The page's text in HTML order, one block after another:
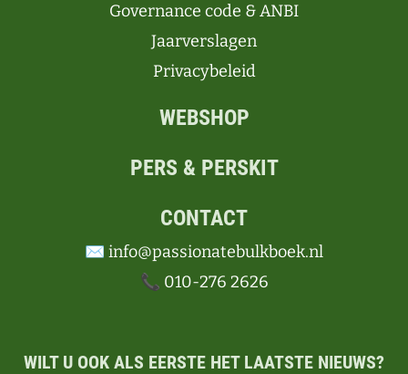
Governance code & ANBI
Jaarverslagen
Privacybeleid
WEBSHOP
PERS & PERSKIT
CONTACT
✉️ info@passionatebulkboek.nl
📞 010-276 2626
WILT U OOK ALS EERSTE HET LAATSTE NIEUWS?